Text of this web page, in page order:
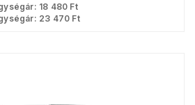
18 480 Ft
23 470 Ft